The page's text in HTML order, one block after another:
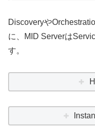
Discoveryや
に、MID Serverは
す。